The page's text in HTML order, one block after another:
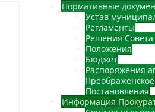
Нормативные
Устав
Регламенты
Решения Совета
Положения
Бюджет
Распоряжения
Преображенское
Постановления
Информация